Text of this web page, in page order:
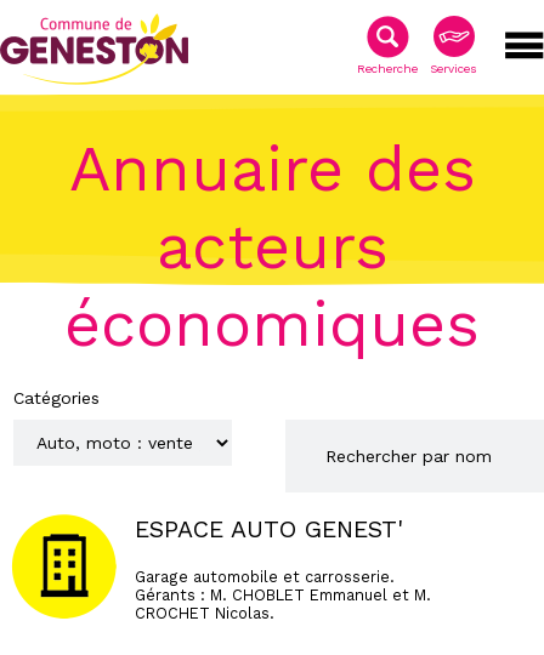
Recherche Services
Annuaire des
acteurs
économiques
Catégories
ESPACE AUTO GENEST'
Garage automobile et carrosserie.
Gérants : M. CHOBLET Emmanuel et M.
CROCHET Nicolas.